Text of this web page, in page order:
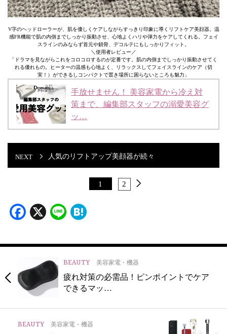
V字のヘッドローラーが、肌を優しくケアしながらすっきり印象に導くリフトケア美顔器。温
感FR機能で肌の内側までしっかり振動させ、心地よくハリや弾力をケアしてくれる。フェイ
スラインのみならず首元や鎖骨、デコルテにもしっかりフィット。
＼使用者レビュー／
「ドラマを見ながらこれをコロコロするのが定番です。肌の内側までしっかり振動させてく
れる優れもの。ヒーターの温感も心地よく、リラックスしてフェイスラインのケア（切
実！）ができるしコンパクトで置き場所に困らないところも魅力」
手放せません！ 美容家電から冷え対
策まで、編集部スタッフの溺愛美容グ
ッ…
人気のリフトアップ美顔器が続々
1 2
Facebook
X Line
BEAUTY 美容家電・機器
疲れ対策の必需品！ピンポイントでケア
できるマッ…
BEAUTY 美容家電・機器